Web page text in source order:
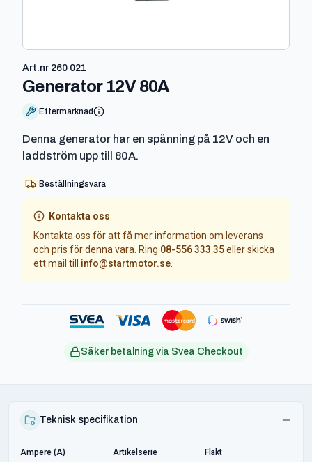
Art.nr 260 021
Generator 12V 80A-
Eftermarknad
Denna generator har en spänning på 12V och en
laddström upp till 80A.
Beställningsvara
Kontakta oss
Kontakta oss för att få mer information om leverans
och pris för denna vara. Ring 08-556 333 35eller skicka
ett mail till
info@startmotor.se
Säker betalning via Svea Checkout
Teknisk specifikation
Ampere (A)
Artikelserie
Fläkt